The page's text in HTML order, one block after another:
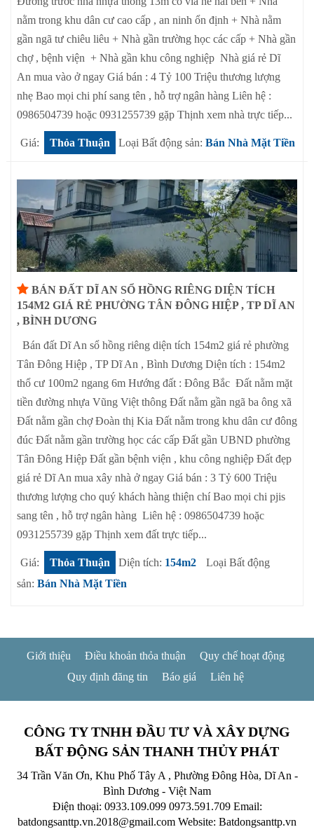
nằm trong khu dân cư cao cấp , an ninh ổn định + Nhà nằm
gần ngã tư chiêu liêu + Nhà gần trường học các cấp + Nhà gần
chợ , bệnh viện + Nhà gần khu công nghiệp Nhà giá rẻ Dĩ
An mua vào ở ngay Giá bán : 4 Tỷ 100 Triệu thương lượng
nhẹ Bao mọi chi phí sang tên , hỗ trợ ngân hàng Liên hệ :
0986504739 hoặc 0931255739 gặp Thịnh xem nhà trực tiếp...
Giá: Thỏa Thuận Loại Bất động sản: Bán Nhà Mặt Tiền
BÁN ĐẤT DĨ AN SỔ HỒNG RIÊNG DIỆN TÍCH
154M2 GIÁ RẺ PHƯỜNG TÂN ĐÔNG HIỆP , TP DĨ AN
, BÌNH DƯƠNG
Bán đất Dĩ An sổ hồng riêng diện tích 154m2 giá rẻ phường
Tân Đông Hiệp , TP Dĩ An , Bình Dương Diện tích : 154m2
thổ cư 100m2 ngang 6m Hướng đất : Đông Bắc Đất nằm mặt
tiền đường nhựa Vũng Việt thông Đất nằm gần ngã ba ông xã
Đất nằm gần chợ Đoàn thị Kia Đất nằm trong khu dân cư đông
đúc Đất nằm gần trường học các cấp Đất gần UBND phường
Tân Đông Hiệp Đất gần bệnh viện , khu công nghiệp Đất đẹp
giá rẻ Dĩ An mua xây nhà ở ngay Giá bán : 3 Tỷ 600 Triệu
thương lượng cho quý khách hàng thiện chí Bao mọi chi pjis
sang tên , hỗ trợ ngân hàng Liên hệ : 0986504739 hoặc
0931255739 gặp Thịnh xem đất trực tiếp...
Giá: Thỏa Thuận Diện tích: 154m2
Loại Bất động
sản: Bán Nhà Mặt Tiền
Giới thiệu Điều khoản thỏa thuận
Quy chế hoạt động
Quy định đăng tin
Báo giá Liên hệ
CÔNG TY TNHH ĐẦU TƯ VÀ XÂY DỰNG
BẤT ĐỘNG SẢN THANH THỦY PHÁT
34 Trần Văn Ơn, Khu Phố Tây A , Phường Đông Hòa, Dĩ An -
Bình Dương - Việt Nam
Điện thoại: 0933.109.099 0973.591.709 Email:
batdongsanttp.vn.2018@gmail.com Website: Batdongsanttp.vn